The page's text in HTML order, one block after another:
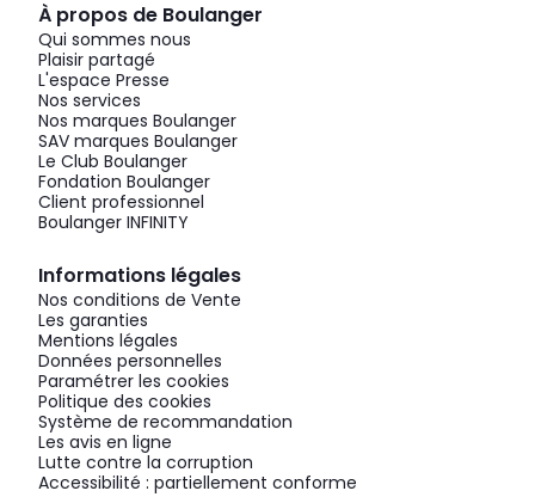
À propos de Boulanger
Qui sommes nous
Plaisir partagé
L'espace Presse
Nos services
Nos marques Boulanger
SAV marques Boulanger
Le Club Boulanger
Fondation Boulanger
Client professionnel
Boulanger INFINITY
Informations légales
Nos conditions de Vente
Les garanties
Mentions légales
Données personnelles
Paramétrer les cookies
Politique des cookies
Système de recommandation
Les avis en ligne
Lutte contre la corruption
Accessibilité : partiellement conforme